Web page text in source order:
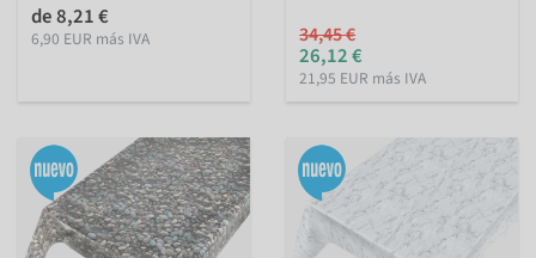
de 8,21 €
6,90 EUR más IVA 34,45 €
26,12 €
21,95 EUR más IVA